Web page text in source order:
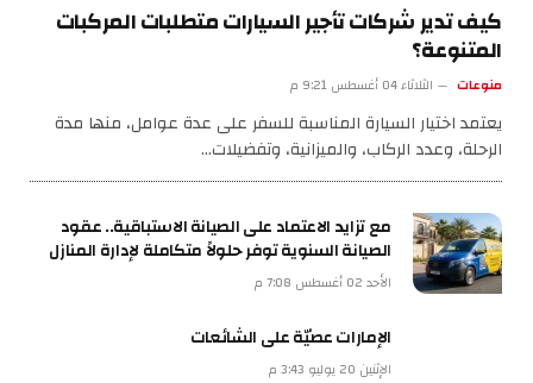
كيف تدير شركات تأجير السيارات متطلبات المركبات
المتنوعة؟
منوعات الثلاثاء 04 أغسطس 9:21 م
يعتمد اختيار السيارة المناسبة للسفر على عدة عوامل، منها مدة
الرحلة، وعدد الركاب، والميزانية، وتفضيلات…
مع تزايد الاعتماد على الصيانة الاستباقية.. عقود
الصيانة السنوية توفر حلولاً متكاملة لإدارة المنازل
الأحد 02 أغسطس 7:08 م
الإمارات عصيّة على الشائعات
الإثنين 20 يوليو 3:43 م